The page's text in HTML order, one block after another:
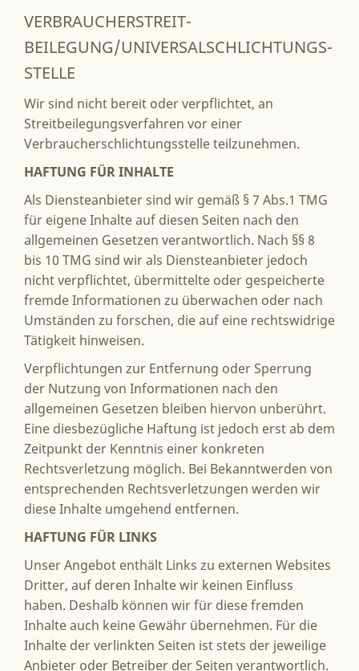
VERBRAUCHER­STREIT­
BEILEGUNG/UNIVERSAL­SCHLICHTUNGS­
STELLE
Wir sind nicht bereit oder verpflichtet, an
Streitbeilegungsverfahren vor einer
Verbraucherschlichtungsstelle teilzunehmen.
HAFTUNG FÜR INHALTE
Als Diensteanbieter sind wir gemäß § 7 Abs.1 TMG
für eigene Inhalte auf diesen Seiten nach den
allgemeinen Gesetzen verantwortlich. Nach §§ 8
bis 10 TMG sind wir als Diensteanbieter jedoch
nicht verpflichtet, übermittelte oder gespeicherte
fremde Informationen zu überwachen oder nach
Umständen zu forschen, die auf eine rechtswidrige
Tätigkeit hinweisen.
Verpflichtungen zur Entfernung oder Sperrung
der Nutzung von Informationen nach den
allgemeinen Gesetzen bleiben hiervon unberührt.
Eine diesbezügliche Haftung ist jedoch erst ab dem
Zeitpunkt der Kenntnis einer konkreten
Rechtsverletzung möglich. Bei Bekanntwerden von
entsprechenden Rechtsverletzungen werden wir
diese Inhalte umgehend entfernen.
HAFTUNG FÜR LINKS
Unser Angebot enthält Links zu externen Websites
Dritter, auf deren Inhalte wir keinen Einfluss
haben. Deshalb können wir für diese fremden
Inhalte auch keine Gewähr übernehmen. Für die
Inhalte der verlinkten Seiten ist stets der jeweilige
Anbieter oder Betreiber der Seiten verantwortlich.